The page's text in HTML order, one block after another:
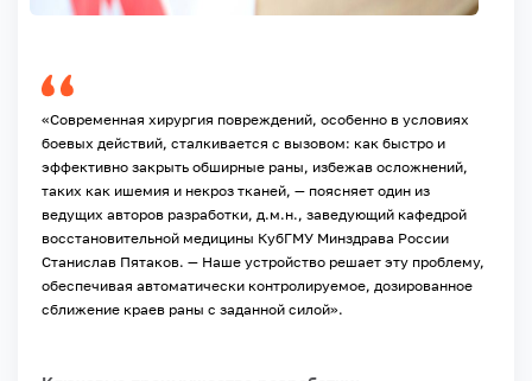
«Современная хирургия повреждений, особенно в условиях
боевых действий, сталкивается с вызовом: как быстро и
эффективно закрыть обширные раны, избежав осложнений,
таких как ишемия и некроз тканей, — поясняет один из
ведущих авторов разработки, д.м.н., заведующий кафедрой
восстановительной медицины КубГМУ Минздрава России
Станислав Пятаков. — Наше устройство решает эту проблему,
обеспечивая автоматически контролируемое, дозированное
сближение краев раны с заданной силой».